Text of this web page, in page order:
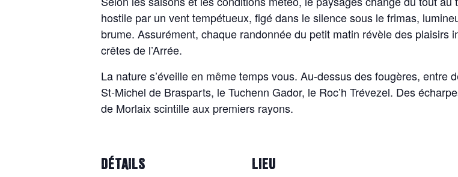
hostile par un vent tempétueux, figé dans le silence sous le frimas,
brume. Assurément, chaque randonnée du petit matin révèle des plaisirs
crêtes de l’Arrée.
La nature s’éveille en même temps vous. Au-dessus des fougères,
St-Michel de Brasparts, le Tuchenn Gador, le Roc’h Trévezel. Des
de Morlaix scintille aux premiers rayons.
DÉTAILS LIEU